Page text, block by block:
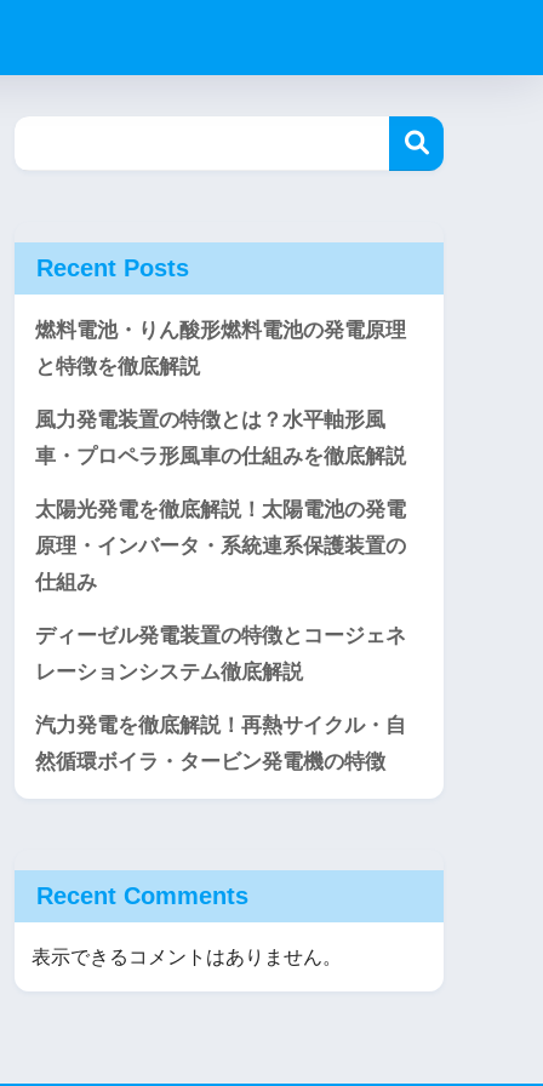
Recent Posts
燃料電池・りん酸形燃料電池の発電原理
と特徴を徹底解説
風力発電装置の特徴とは？水平軸形風
車・プロペラ形風車の仕組みを徹底解説
太陽光発電を徹底解説！太陽電池の発電
原理・インバータ・系統連系保護装置の
仕組み
ディーゼル発電装置の特徴とコージェネ
レーションシステム徹底解説
汽力発電を徹底解説！再熱サイクル・自
然循環ボイラ・タービン発電機の特徴
Recent Comments
表示できるコメントはありません。